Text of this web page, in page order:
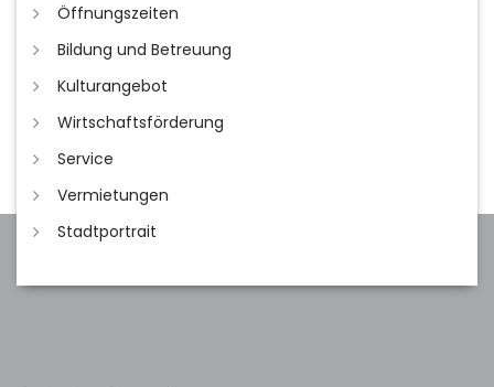
Öffnungszeiten
Bildung und Betreuung
Kulturangebot
Wirtschaftsförderung
Service
Vermietungen
Stadtportrait